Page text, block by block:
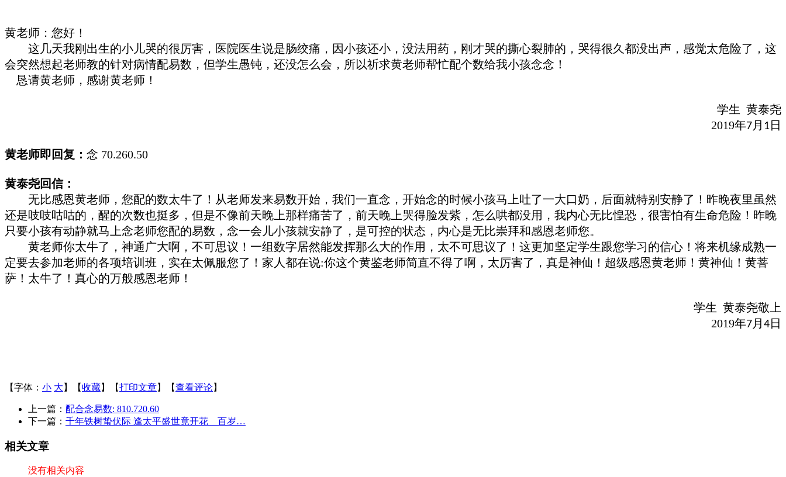
黄老师 ： 您好 ！
这几天我刚出生的小儿哭的很厉害，医院医生说是肠绞痛，因小孩还小 ， 没法用药，刚才哭的撕心裂肺的，哭得很久都没出声，感觉太危险了，这
会突然想起老师教的针对病情配易数，但学生愚钝，还没怎么会，所以祈求黄老师帮忙配个数给我小孩念念！
恳请黄老师， 感谢黄老师！
学生 黄泰尧
2019年7 月 1 日
黄老师即回复： 念 70.260.50
黄泰尧回信：
无比感恩黄老师，您配的数太牛了！从老师发来易数开始 ，我们一直念，开始念的时候小孩马上吐了一大口奶，后面就特别安静了！昨晚夜里虽然
还是吱吱咕咕的，醒的次数也挺多，但是不像前天晚上那样痛苦了，前天晚上哭得脸发紫，怎么哄都没用， 我内心无比惶恐 ， 很害怕有生命危险！昨晚
只要小孩有动静就马上念老师您配的易数，念一会 儿小孩就安静了，是可控的状态，内心是无比崇拜和感恩老师您。
黄老师你太牛了 ， 神通广大啊 ， 不可思议！一组数字居然能发挥那么大的作用，太不可思议了！这更加坚定学生跟您学习的信心！将来机缘成熟一
定要去参加老师的各项培训班 ， 实在太佩服您了！家人都在说:你这个黄鉴老师简直不得了 啊 ， 太厉害了 ，真是神仙！ 超级感恩黄老师！黄神仙！黄菩
萨！太牛了！ 真心的万般感恩老师！
学生 黄泰尧敬上
2019年7 月 4 日
【字体： 小 大 】【收藏】【打印文章】【查看评论】
上一篇： 配合念易数: 810.720.60
下一篇： 千年铁树蛰伏际 逢太平盛世竟开花 百岁…
相关文章
没有相关内容